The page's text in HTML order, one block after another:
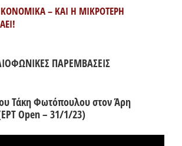
– ΚΑΙ Η ΜΙΚΡΟΤΕΡΗ
ΠΑΡΕΜΒΑΣΕΙΣ
Τάκη Φωτόπουλου στον Άρη
Open – 31/1/23)